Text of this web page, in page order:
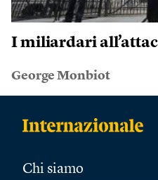
I miliardari
George Monbiot
Chi siamo